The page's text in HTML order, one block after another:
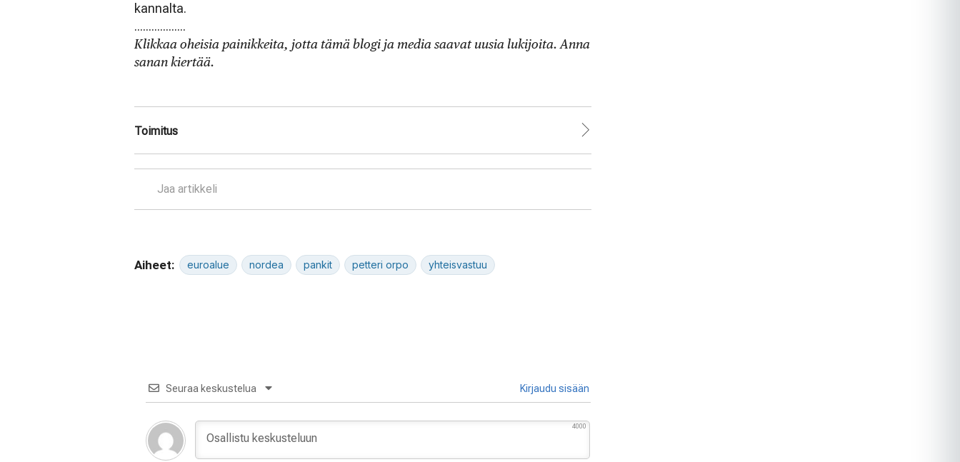
kannalta.
..................
Klikkaa oheisia painikkeita, jotta tämä blogi ja media saavat uusia lukijoita. Anna
sanan kiertää.
Toimitus
Jaa artikkeli
Aiheet: euroalue nordea pankit petteri orpo yhteisvastuu
Seuraa keskustelua Kirjaudu sisään
4000